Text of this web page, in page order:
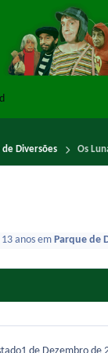
de Diversões Os
13 anos em Parque de